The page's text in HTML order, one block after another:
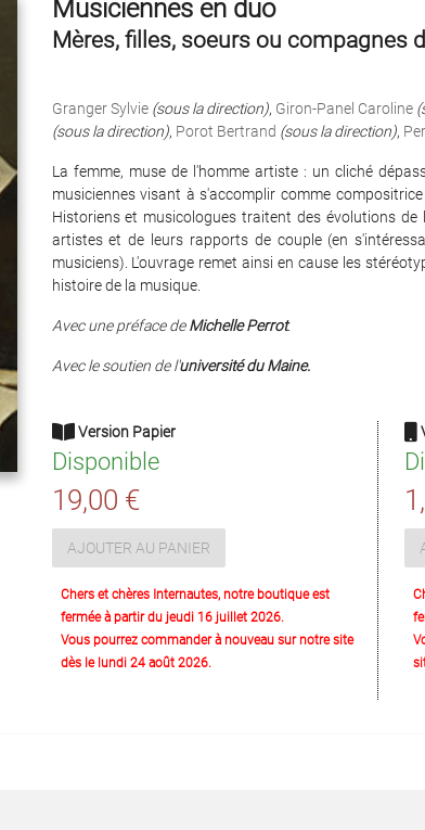
Musiciennes en duo
Mères, filles, soeurs ou compagnes
Granger Sylvie (sous la direction), Giron-Panel Caroline
(sous la direction), Porot Bertrand (sous la direction),
La femme, muse de l'homme artiste : un cliché
musiciennes visant à s'accomplir comme
Historiens et musicologues traitent des évolutions
artistes et de leurs rapports de couple (en
musiciens). L'ouvrage remet ainsi en cause les
histoire de la musique.
Avec une préface deMichelle Perrot.
Avec le soutien de l'université du Maine.
Version Papier
Disponible
19,00 €
AJOUTER AU PANIER
Chers et chères Internautes, notre boutique est
fermée à partir du jeudi 16 juillet 2026.
Vous pourrez commander à nouveau sur notre site
dès le lundi 24 août 2026.